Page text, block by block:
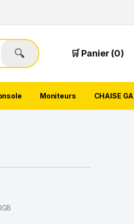
🔍 🛒 Panier (0)
Moniteurs CHAISE